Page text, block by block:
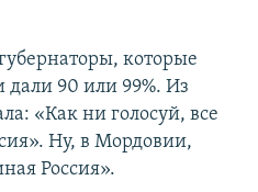
которые
дали 90 или 99%. Из
«Как ни голосуй, все
Ну, в Мордовии,
Россия».